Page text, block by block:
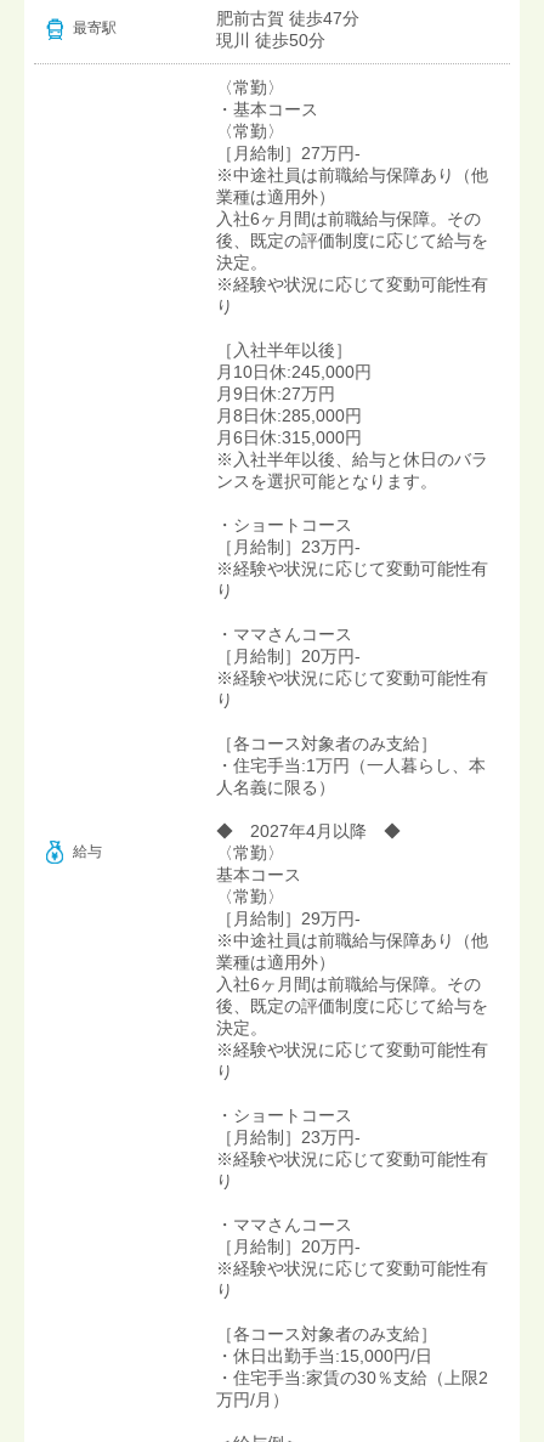
最寄駅
肥前古賀 徒歩47分
現川 徒歩50分
給与
〈常勤〉
・基本コース
〈常勤〉
［月給制］27万円-
※中途社員は前職給与保障あり（他
業種は適用外）
入社6ヶ月間は前職給与保障。その
後、既定の評価制度に応じて給与を
決定。
※経験や状況に応じて変動可能性有
り
［入社半年以後］
月10日休:245,000円
月9日休:27万円
月8日休:285,000円
月6日休:315,000円
※入社半年以後、給与と休日のバラ
ンスを選択可能となります。
・ショートコース
［月給制］23万円-
※経験や状況に応じて変動可能性有
り
・ママさんコース
［月給制］20万円-
※経験や状況に応じて変動可能性有
り
［各コース対象者のみ支給］
・住宅手当:1万円（一人暮らし、本
人名義に限る）
◆ 2027年4月以降 ◆
〈常勤〉
基本コース
〈常勤〉
［月給制］29万円-
※中途社員は前職給与保障あり（他
業種は適用外）
入社6ヶ月間は前職給与保障。その
後、既定の評価制度に応じて給与を
決定。
※経験や状況に応じて変動可能性有
り
・ショートコース
［月給制］23万円-
※経験や状況に応じて変動可能性有
り
・ママさんコース
［月給制］20万円-
※経験や状況に応じて変動可能性有
り
［各コース対象者のみ支給］
・休日出勤手当:15,000円/日
・住宅手当:家賃の30％支給（上限2
万円/月）